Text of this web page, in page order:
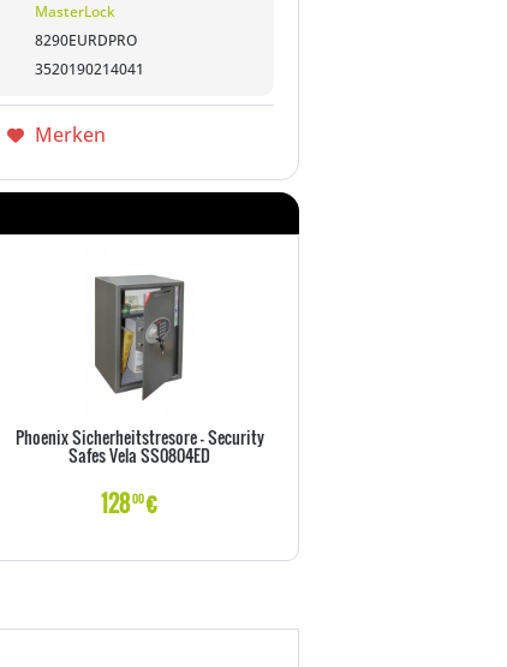
MasterLock
8290EURDPRO
3520190214041
Merken
Phoenix Sicherheitstresore - Security
Safes Vela SS0804ED
12800€